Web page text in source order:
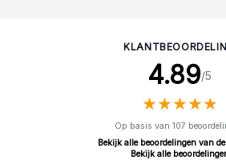
4.89/5
★★★★★
★★★★★
Op basis van 107
Bekijk alle beoordelingen van
Bekijk alle